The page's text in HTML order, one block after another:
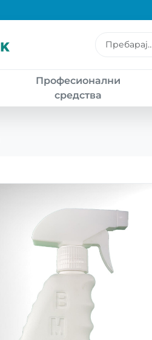
Професионални
средства